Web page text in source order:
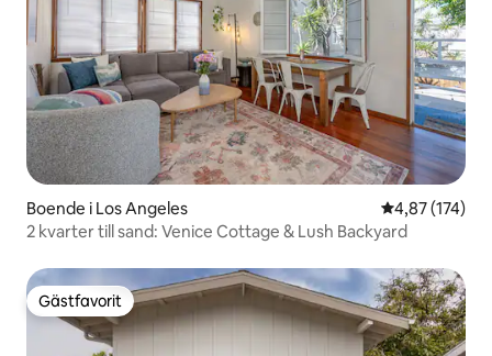
Boende i Los Angeles 4,87 av 5 i
4,87 (174)
2 kvarter till sand: Venice Cottage & Lush Backyard
Gästfavorit
Gästfavorit